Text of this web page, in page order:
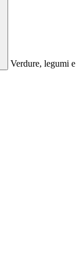
Verdure, legumi e